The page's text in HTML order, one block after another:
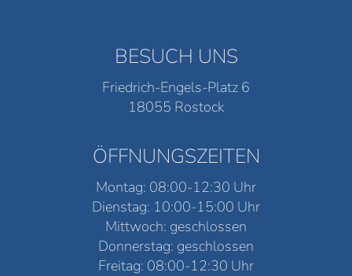
BESUCH UNS
Friedrich-Engels-Platz 6
18055 Rostock
ÖFFNUNGSZEITEN
Montag: 08:00-12:30 Uhr
Dienstag: 10:00-15:00 Uhr
Mittwoch: geschlossen
Donnerstag: geschlossen
Freitag: 08:00-12:30 Uhr